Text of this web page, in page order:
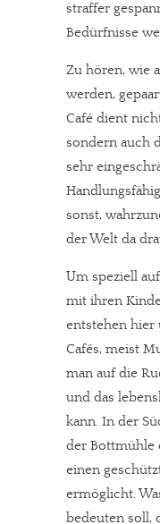
straffer
Bedürfnisse
Zu hören, wie
werden,
Café dient
sondern auch
sehr
sonst,
der Welt da
Um speziell
mit ihren
entstehen hier
Cafés, meist
man auf die
und das
kann. In der
der Bottmühle
einen
ermöglicht.
bedeuten soll,